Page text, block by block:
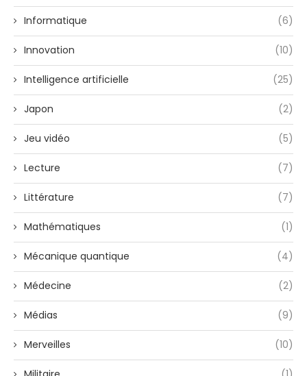
Informatique (6)
Innovation (10)
Intelligence artificielle (25)
Japon (2)
Jeu vidéo (5)
Lecture (7)
Littérature (7)
Mathématiques (1)
Mécanique quantique (4)
Médecine (2)
Médias (9)
Merveilles (10)